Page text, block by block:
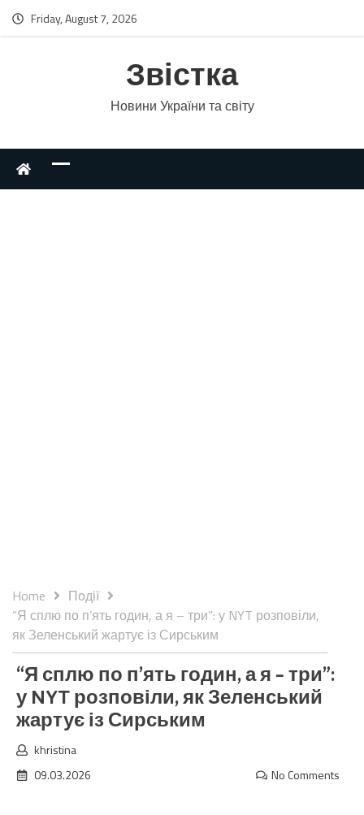
Friday, August 7, 2026
Звістка
Новини України та світу
Home
Події
“Я сплю по п’ять годин, а я – три”: у NYT розповіли,
як Зеленський жартує із Сирським
“Я сплю по п’ять годин, а я – три”:
у NYT розповіли, як Зеленський
жартує із Сирським
khristina
09.03.2026
No Comments